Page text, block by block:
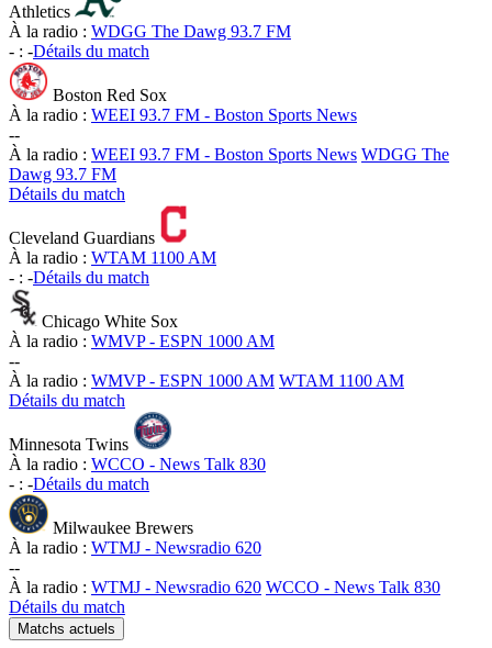
Athletics
À la radio : WDGG The Dawg 93.7 FM
- : -Détails du match
Boston Red Sox
À la radio : WEEI 93.7 FM - Boston Sports News
--
À la radio : WEEI 93.7 FM - Boston Sports News WDGG The
Dawg 93.7 FM
Détails du match
Cleveland Guardians
À la radio : WTAM 1100 AM
- : -Détails du match
Chicago White Sox
À la radio : WMVP - ESPN 1000 AM
--
À la radio : WMVP - ESPN 1000 AM WTAM 1100 AM
Détails du match
Minnesota Twins
À la radio : WCCO - News Talk 830
- : -Détails du match
Milwaukee Brewers
À la radio : WTMJ - Newsradio 620
--
À la radio : WTMJ - Newsradio 620 WCCO - News Talk 830
Détails du match
Matchs actuels